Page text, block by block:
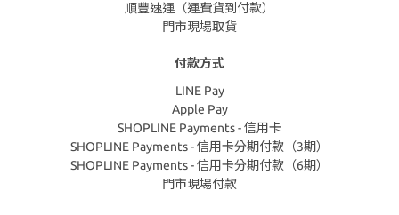
順豐速運（運費貨到付款）
門市現場取貨
付款方式
LINE Pay
Apple Pay
SHOPLINE Payments - 信用卡
SHOPLINE Payments - 信用卡分期付款（3期）
SHOPLINE Payments - 信用卡分期付款（6期）
門市現場付款